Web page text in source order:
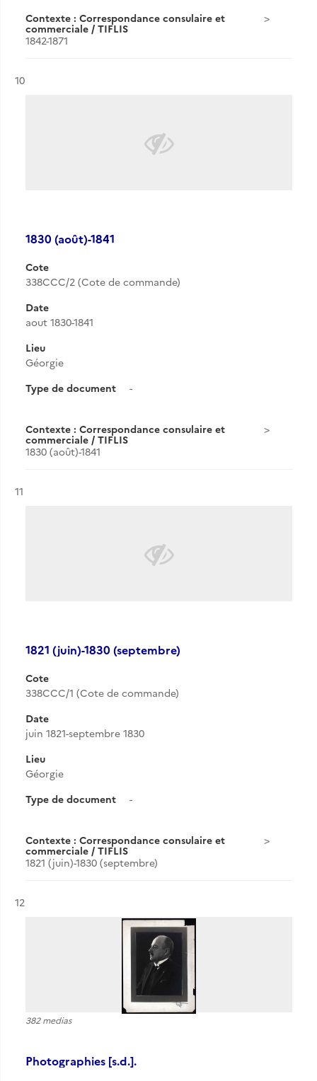
Contexte : Correspondance consulaire et
commerciale / TIFLIS
1842-1871
Résultat n°
10
1830 (août)-1841
Cote
338CCC/2 (Cote de commande)
Date
aout 1830-1841
Lieu
Géorgie
Type de document
-
Contexte : Correspondance consulaire et
commerciale / TIFLIS
1830 (août)-1841
Résultat n°
11
1821 (juin)-1830 (septembre)
Cote
338CCC/1 (Cote de commande)
Date
juin 1821-septembre 1830
Lieu
Géorgie
Type de document
-
Contexte : Correspondance consulaire et
commerciale / TIFLIS
1821 (juin)-1830 (septembre)
Résultat n°
12
382 medias
Photographies [s.d.].